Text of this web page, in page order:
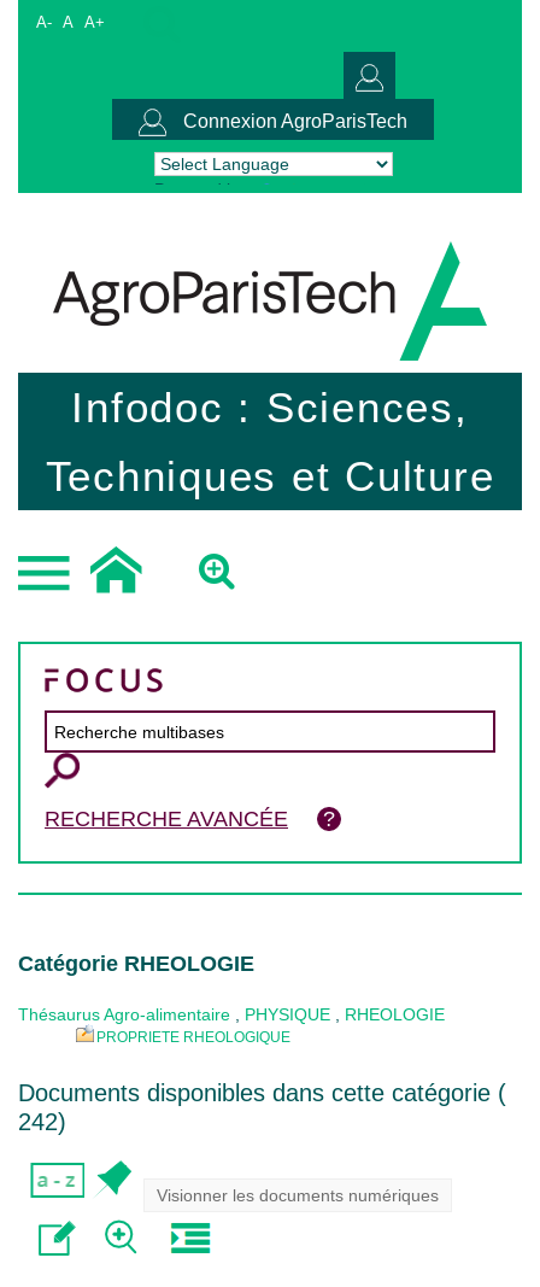
A- A A+
Connexion AgroParisTech
Powered by Translate
Infodoc : Sciences,
Techniques et Culture
RECHERCHE AVANCÉE
Catégorie RHEOLOGIE
Thésaurus Agro-alimentaire PHYSIQUE RHEOLOGIE
PROPRIETE RHEOLOGIQUE
Documents disponibles dans cette catégorie (
242)
Visionner les documents numériques